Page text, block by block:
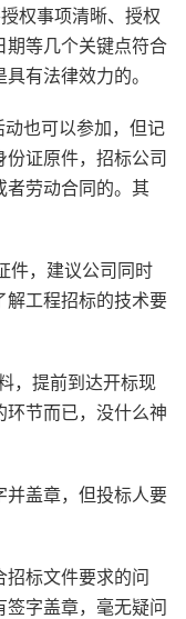
权事项清晰、授权
期等几个关键点符合
有法律效力的。
也可以参加，但记
证原件，招标公司
者劳动合同的。其
，建议公司同时
解工程招标的技术要
提前到达开标现
节而已，没什么神
盖章，但投标人要
标文件要求的问
字盖章，毫无疑问